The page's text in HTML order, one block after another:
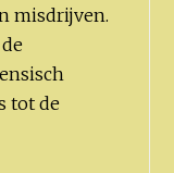
misdrijven.
tot de